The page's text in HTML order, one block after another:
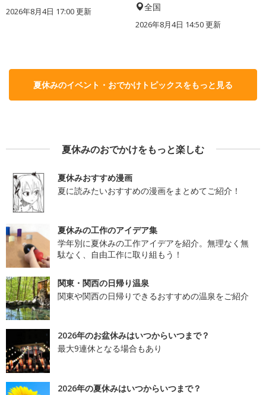
2026年8月4日 17:00更新 全国
2026年8月4日 14:50更新
夏休みのイベント・おでかけトピックスをもっと見る
夏休みのおでかけをもっと楽しむ
夏休みおすすめ漫画
夏に読みたいおすすめの漫画をまとめてご紹介！
夏休みの工作のアイデア集
学年別に夏休みの工作アイデアを紹介。無理なく無
駄なく、自由工作に取り組もう！
関東・関西の日帰り温泉
関東や関西の日帰りできるおすすめの温泉をご紹介
2026年のお盆休みはいつからいつまで？
最大9連休となる場合もあり
2026年の夏休みはいつからいつまで？